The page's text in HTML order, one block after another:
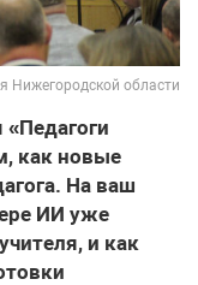
Нижегородской области
как новые
На ваш
ИИ уже
и как